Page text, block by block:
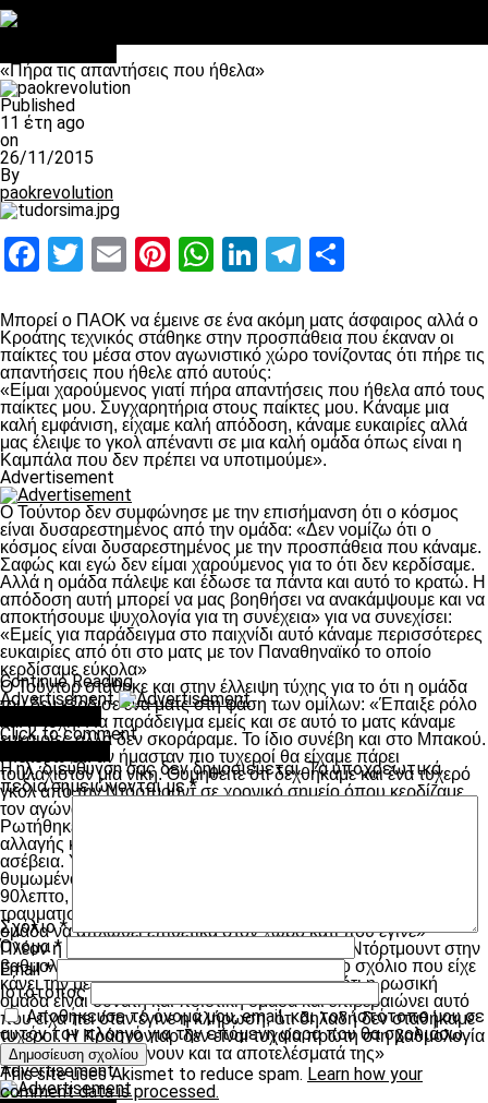
«Πήρα τις απαντήσεις που ήθελα»
Published
11 έτη ago
on
26/11/2015
By
paokrevolution
Facebook
Twitter
EmailPinterest
WhatsApp
LinkedIn
Telegram
Μπορεί ο ΠΑΟΚ να έμεινε σε ένα ακόμη ματς άσφαιρος αλλά ο
Κροάτης τεχνικός στάθηκε στην προσπάθεια που έκαναν οι
παίκτες του μέσα στον αγωνιστικό χώρο τονίζοντας ότι πήρε τις
απαντήσεις που ήθελε από αυτούς:
«Είμαι χαρούμενος γιατί πήρα απαντήσεις που ήθελα από τους
παίκτες μου. Συγχαρητήρια στους παίκτες μου. Κάναμε μια
καλή εμφάνιση, είχαμε καλή απόδοση, κάναμε ευκαιρίες αλλά
μας έλειψε το γκολ απέναντι σε μια καλή ομάδα όπως είναι η
Καμπάλα που δεν πρέπει να υποτιμούμε».
Advertisement
Ο Τούντορ δεν συμφώνησε με την επισήμανση ότι ο κόσμος
είναι δυσαρεστημένος από την ομάδα: «Δεν νομίζω ότι ο
κόσμος είναι δυσαρεστημένος με την προσπάθεια που κάναμε.
Σαφώς και εγώ δεν είμαι χαρούμενος για το ότι δεν κερδίσαμε.
Αλλά η ομάδα πάλεψε και έδωσε τα πάντα και αυτό το κρατώ. Η
απόδοση αυτή μπορεί να μας βοηθήσει να ανακάμψουμε και να
αποκτήσουμε ψυχολογία για τη συνέχεια» για να συνεχίσει:
«Εμείς για παράδειγμα στο παιχνίδι αυτό κάναμε περισσότερες
ευκαιρίες από ότι στο ματς με τον Παναθηναϊκό το οποίο
κερδίσαμε εύκολα»
Ο Τούντορ στάθηκε και στην έλλειψη τύχης για το ότι η ομάδα
του δεν κέρδισε ένα ματς στη φάση των ομίλων: «Έπαιξε ρόλο
και η τύχη. Για παράδειγμα εμείς και σε αυτό το ματς κάναμε
ευκαιρίες αλλά δεν σκοράραμε. Το ίδιο συνέβη και στο Μπακού.
Πιστεύω ότι αν ήμασταν πιο τυχεροί θα είχαμε πάρει
τουλάχιστον μια νίκη. Θυμηθείτε ότι δεχθήκαμε και ένα τυχερό
γκολ από την Ντόρτμουντ σε χρονικό σημείο όπου κερδίζαμε
τον αγώνα»
Ρωτήθηκε για την αντίδραση του Μπερμπάτοφ στη φάση της
αλλαγής και τον κάλυψε απόλυτα: «Όχι δεν το βλέπω ως
ασέβεια. Υπάρχουν πολλές φορές που οι παίκτες είναι
θυμωμένοι. Τον έκανα αλλαγή γιατί προερχόταν από ένα
90λεπτο, ήταν κουρασμένος ενώ προερχόταν και από
τραυματισμό. Άλλωστε έβαλε τον Μυστακίδη γιατί ήθελα η
ομάδα να απλωθεί επιθετικά στον χώρο κάτι που έγινε»
Πλέον η Κράσνονταρ είναι πρώτη μαζί με την Ντόρτμουντ στην
βαθμολογία και ο Τούντορ θύμισε σε όλους το σχόλιο που είχε
κάνει την μέρα της κλήρωσης: «Αυτό δείχνει ότι η ρωσική
ομάδα είναι δυνατή και ποιοτική ομάδα και επιβεβαιώνει αυτό
που είχα πει όταν έγινε η κλήρωση, ότι δηλαδή δεν σταθήκαμε
τυχεροί. Η Κράσνονταρ δεν είναι τυχαία πρώτη στη βαθμολογία
και αυτό επιβεβαιώνουν και τα αποτελέσματά της»
Advertisement
Continue Reading
Advertisement
Click to comment
Η ηλ. διεύθυνση σας δεν δημοσιεύεται. Τα υποχρεωτικά
πεδία σημειώνονται με*
Σχόλιο*
Όνομα*
Email*
Ιστότοπος
Αποθήκευσε το όνομά μου, email, και τον ιστότοπο μου σε
αυτόν τον πλοηγό για την επόμενη φορά που θα σχολιάσω.
This site uses Akismet to reduce spam. Learn how your
comment data is processed.